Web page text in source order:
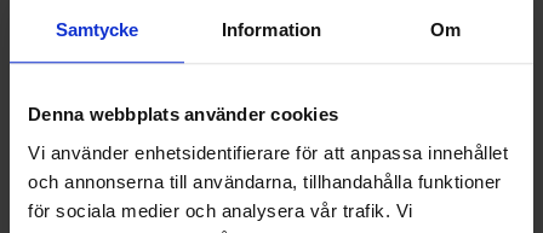
Samtycke Information Om
Denna webbplats använder cookies
Vi använder enhetsidentifierare för att anpassa innehållet
och annonserna till användarna, tillhandahålla funktioner
för sociala medier och analysera vår trafik. Vi
Flaggan i topp när Landskrona BoIS kvalar
Nyheter